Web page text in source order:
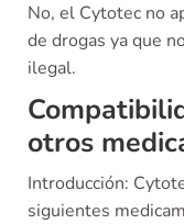
No, el Cytotec no
de drogas ya que
ilegal.
otros
Introducción:
siguientes